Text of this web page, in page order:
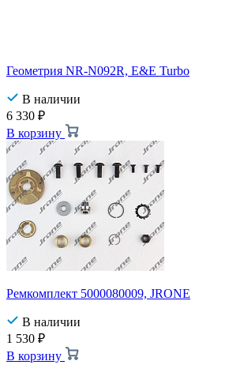
Геометрия NR-N092R, E&E Turbo
В наличии
6 330 ₽
В корзину
Ремкомплект 5000080009, JRONE
В наличии
1 530 ₽
В корзину